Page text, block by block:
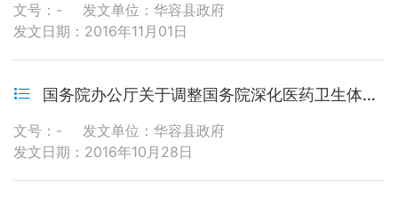
文号：-
发文单位：华容县政府
发文日期：2016年11月01日
国务院办公厅关于调整国务院深化医药卫生体制改革领导小组组成人员的通知
文号：-
发文单位：华容县政府
发文日期：2016年10月28日